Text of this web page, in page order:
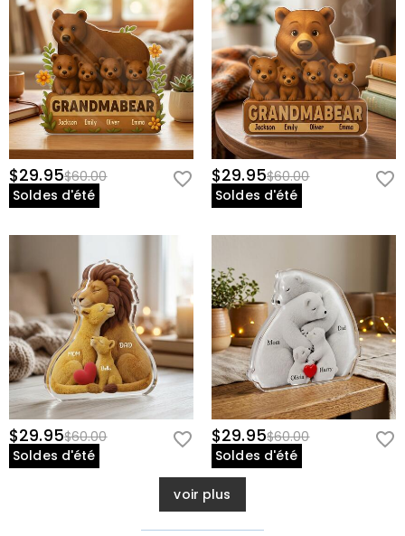
$29.95$60.00
Soldes d'été
$29.95$60.00
Soldes d'été
$29.95$60.00
Soldes d'été
$29.95$60.00
Soldes d'été
voir plus